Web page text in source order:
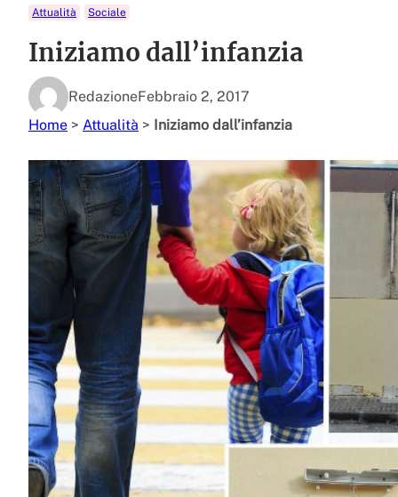
Attualità Sociale
Iniziamo dall’infanzia
RedazioneFebbraio 2, 2017
Home > Attualità > Iniziamo dall’infanzia